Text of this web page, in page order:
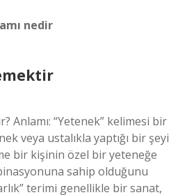
nedir
Anlamı: “Yetenek” kelimesi bir
veya ustalıkla yaptığı bir şeyi
bir kişinin özel bir yeteneğe
sahip olduğunu
terimi genellikle bir sanat,